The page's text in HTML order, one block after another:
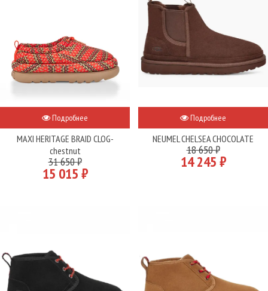
Подробнее
MAXI HERITAGE BRAID CLOG-
chestnut
31 650 ₽
15 015 ₽
Подробнее
NEUMEL CHELSEA CHOCOLATE
18 650 ₽
14 245 ₽